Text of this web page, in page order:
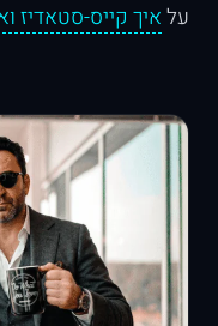
על איך קייס-סטאדיז